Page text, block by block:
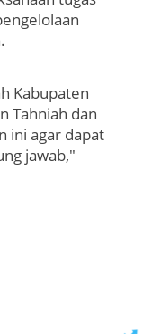
Kabupaten
Tahniah dan
ini agar dapat
jawab,"